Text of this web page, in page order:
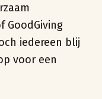
GoodGiving
iedereen blij
voor een